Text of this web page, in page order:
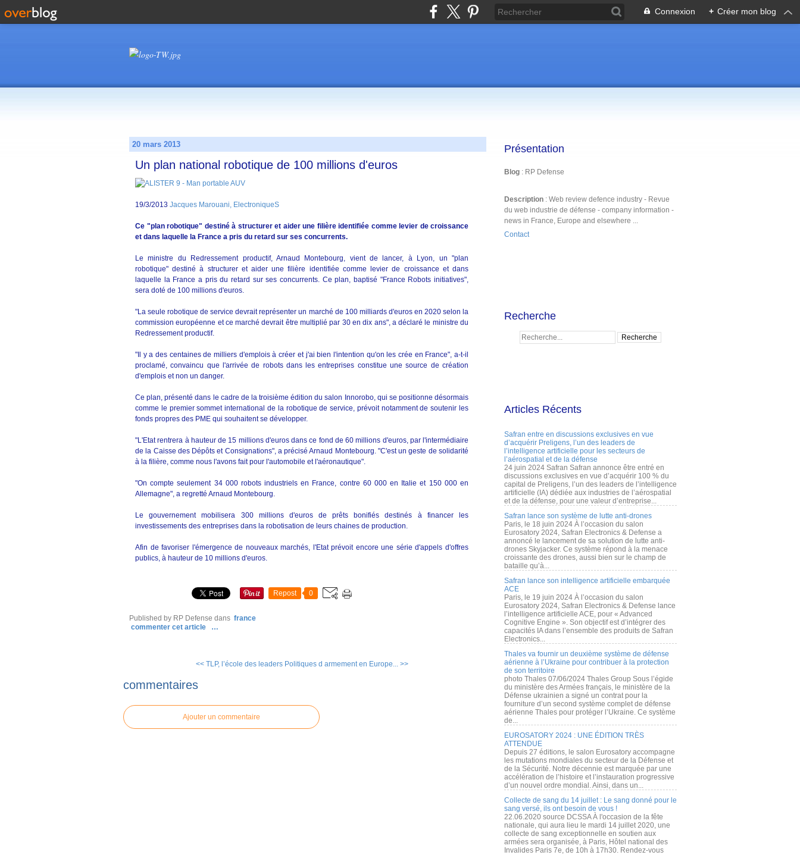
Connexion + Créer mon blog
20 mars 2013
Un plan national robotique de 100 millions d'euros
19/3/2013 Jacques Marouani, ElectroniqueS
Ce "plan robotique" destiné à structurer et aider une filière identifiée comme levier de croissance
et dans laquelle la France a pris du retard sur ses concurrents.
Le ministre du Redressement productif, Arnaud Montebourg, vient de lancer, à Lyon, un "plan
robotique" destiné à structurer et aider une filière identifiée comme levier de croissance et dans
laquelle la France a pris du retard sur ses concurrents. Ce plan, baptisé "France Robots initiatives",
sera doté de 100 millions d'euros.
"La seule robotique de service devrait représenter un marché de 100 milliards d'euros en 2020 selon la
commission européenne et ce marché devrait être multiplié par 30 en dix ans", a déclaré le ministre du
Redressement productif.
"Il y a des centaines de milliers d'emplois à créer et j'ai bien l'intention qu'on les crée en France", a-t-il
proclamé, convaincu que l'arrivée de robots dans les entreprises constitue une source de création
d'emplois et non un danger.
Ce plan, présenté dans le cadre de la troisième édition du salon Innorobo, qui se positionne désormais
comme le premier sommet international de la robotique de service, prévoit notamment de soutenir les
fonds propres des PME qui souhaitent se développer.
"L'Etat rentrera à hauteur de 15 millions d'euros dans ce fond de 60 millions d'euros, par l'intermédiaire
de la Caisse des Dépôts et Consignations", a précisé Arnaud Montebourg. "C'est un geste de solidarité
à la filière, comme nous l'avons fait pour l'automobile et l'aéronautique".
"On compte seulement 34 000 robots industriels en France, contre 60 000 en Italie et 150 000 en
Allemagne", a regretté Arnaud Montebourg.
Le gouvernement mobilisera 300 millions d'euros de prêts bonifiés destinés à financer les
investissements des entreprises dans la robotisation de leurs chaines de production.
Afin de favoriser l'émergence de nouveaux marchés, l'Etat prévoit encore une série d'appels d'offres
publics, à hauteur de 10 millions d'euros.
Repost 0
Published by RP Defense dans france
commenter cet article
…
<< TLP, l’école des leaders Politiques d armement en Europe... >>
commentaires
Ajouter un commentaire
Présentation
Blog : RP Defense
Description : Web review defence industry - Revue
du web industrie de défense - company information -
news in France, Europe and elsewhere ...
Contact
Recherche
Articles Récents
Safran entre en discussions exclusives en vue
d’acquérir Preligens, l’un des leaders de
l’intelligence artificielle pour les secteurs de
l’aérospatial et de la défense
24 juin 2024 Safran Safran annonce être entré en
discussions exclusives en vue d’acquérir 100 % du
capital de Preligens, l’un des leaders de l’intelligence
artificielle (IA) dédiée aux industries de l’aérospatial
et de la défense, pour une valeur d’entreprise...
Safran lance son système de lutte anti-drones
Paris, le 18 juin 2024 À l’occasion du salon
Eurosatory 2024, Safran Electronics & Defense a
annoncé le lancement de sa solution de lutte anti-
drones Skyjacker. Ce système répond à la menace
croissante des drones, aussi bien sur le champ de
bataille qu’à...
Safran lance son intelligence artificielle embarquée
ACE
Paris, le 19 juin 2024 À l’occasion du salon
Eurosatory 2024, Safran Electronics & Defense lance
l’intelligence artificielle ACE, pour « Advanced
Cognitive Engine ». Son objectif est d’intégrer des
capacités IA dans l’ensemble des produits de Safran
Electronics...
Thales va fournir un deuxième système de défense
aérienne à l’Ukraine pour contribuer à la protection
de son territoire
photo Thales 07/06/2024 Thales Group Sous l’égide
du ministère des Armées français, le ministère de la
Défense ukrainien a signé un contrat pour la
fourniture d’un second système complet de défense
aérienne Thales pour protéger l’Ukraine. Ce système
de...
EUROSATORY 2024 : UNE ÉDITION TRÈS
ATTENDUE
Depuis 27 éditions, le salon Eurosatory accompagne
les mutations mondiales du secteur de la Défense et
de la Sécurité. Notre décennie est marquée par une
accélération de l’histoire et l’instauration progressive
d’un nouvel ordre mondial. Ainsi, dans un...
Collecte de sang du 14 juillet : Le sang donné pour le
sang versé, ils ont besoin de vous !
22.06.2020 source DCSSA À l'occasion de la fête
nationale, qui aura lieu le mardi 14 juillet 2020, une
collecte de sang exceptionnelle en soutien aux
armées sera organisée, à Paris, Hôtel national des
Invalides Paris 7e, de 10h à 17h30. Rendez-vous